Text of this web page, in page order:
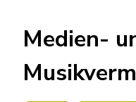
Medien-